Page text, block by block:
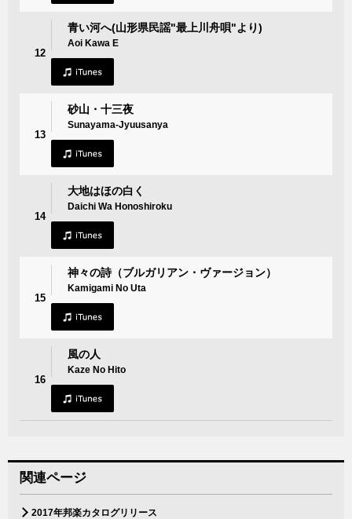
12
青い河へ(山形県民謡"最上川舟唄"より)
Aoi Kawa E
13
砂山・十三夜
Sunayama-Jyuusanya
14
大地はほの白く
Daichi Wa Honoshiroku
15
神々の詩（ブルガリアン・ヴァージョン）
Kamigami No Uta
16
風の人
Kaze No Hito
関連ページ
2017年邦楽カタログリリース